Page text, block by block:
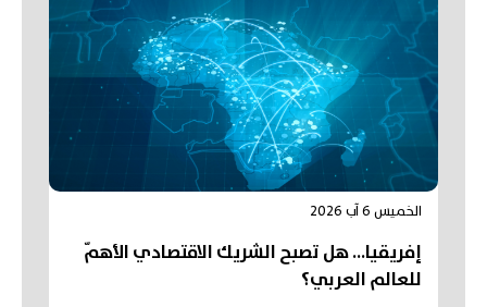
الخميس 6 آب 2026
إفريقيا... هل تصبح الشريك الاقتصادي الأهمّ
للعالم العربي؟